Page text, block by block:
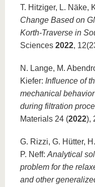
T. Hitziger, L. Näke,
Change Based on
Korth-Traverse in
Sciences 2022,
N. Lange, M.
Kiefer: Influence of
mechanical
during filtration
Materials 24 (2022),
G. Rizzi, G. Hütter,
P. Neff: Analytical
problem for the
and other